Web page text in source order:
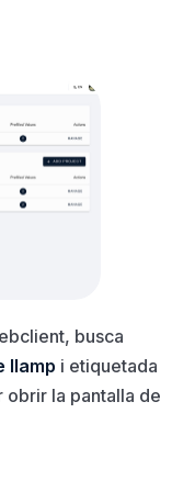
busca
llamp i etiquetada
obrir la pantalla de